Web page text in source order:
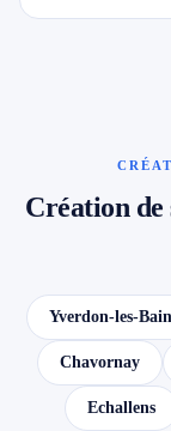
Création de
Yverdon-les-
Chavornay
Echallens